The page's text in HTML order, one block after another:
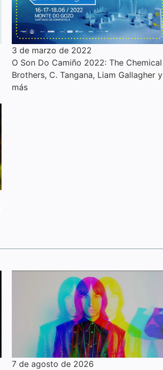
3 de marzo de 2022
O Son Do Camiño 2022: The Chemical
Brothers, C. Tangana, Liam Gallagher y
más
7 de agosto de 2026